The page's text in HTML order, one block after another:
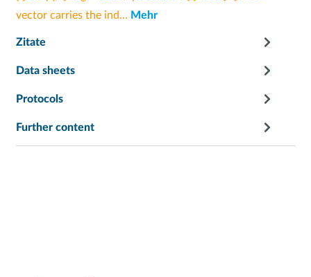
vector carries the ind… Mehr
Zitate
Data sheets
Protocols
Further content